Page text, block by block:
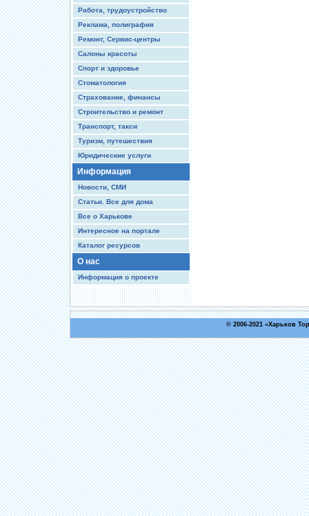
Работа, трудоустройство
Реклама, полиграфия
Ремонт, Сервис-центры
Салоны красоты
Спорт и здоровье
Стоматология
Страхование, финансы
Строительство и ремонт
Транспорт, такси
Туризм, путешествия
Юридические услуги
Информация
Новости, СМИ
Статьи. Все для дома
Все о Харькове
Интересное на портале
Каталог ресурсов
О нас
Информация о проекте
© 2006-2021 «Харьков